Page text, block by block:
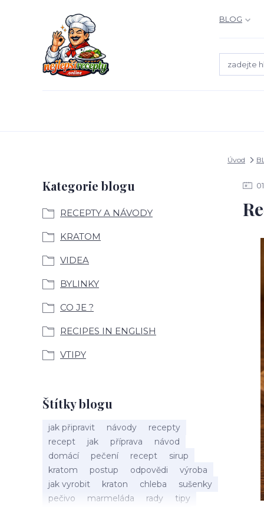
BLOG
Úvod
Kategorie blogu
RECEPTY A NÁVODY
KRATOM
VIDEA
BYLINKY
CO JE ?
RECIPES IN ENGLISH
VTIPY
Štítky blogu
jak připravit návody
recepty
recept
jak příprava
návod
domácí
pečení recept
sirup
kratom
postup odpovědi
výroba
jak vyrobit
kraton chleba
sušenky
pečivo
marmeláda rady
tipy
01